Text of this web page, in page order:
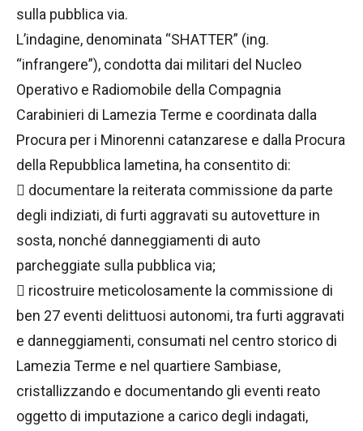
sulla pubblica via.
L’indagine, denominata “SHATTER” (ing.
“infrangere”), condotta dai militari del Nucleo
Operativo e Radiomobile della Compagnia
Carabinieri di Lamezia Terme e coordinata dalla
Procura per i Minorenni catanzarese e dalla Procura
della Repubblica lametina, ha consentito di:
 documentare la reiterata commissione da parte
degli indiziati, di furti aggravati su autovetture in
sosta, nonché danneggiamenti di auto
parcheggiate sulla pubblica via;
 ricostruire meticolosamente la commissione di
ben 27 eventi delittuosi autonomi, tra furti aggravati
e danneggiamenti, consumati nel centro storico di
Lamezia Terme e nel quartiere Sambiase,
cristallizzando e documentando gli eventi reato
oggetto di imputazione a carico degli indagati,